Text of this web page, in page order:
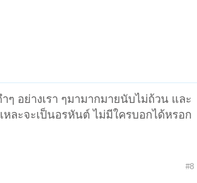
อย่างเรา ๆมามากมายนับไม่ถ้วน และ
ละจะเป็นอรหันต์ ไม่มีใครบอกได้หรอก
#8